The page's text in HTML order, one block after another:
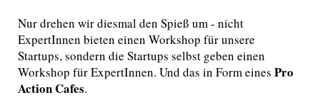
Nur drehen wir diesmal den Spieß um - nicht
ExpertInnen bieten einen Workshop für unsere
Startups, sondern die Startups selbst geben einen
Workshop für ExpertInnen. Und das in Form eines Pro
Action Cafes.